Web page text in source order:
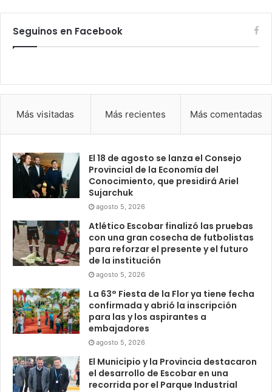
Seguinos en Facebook
Más visitadas Más recientes Más comentadas
El 18 de agosto se lanza el Consejo
Provincial de la Economía del
Conocimiento, que presidirá Ariel
Sujarchuk
agosto 5, 2026
Atlético Escobar finalizó las pruebas
con una gran cosecha de futbolistas
para reforzar el presente y el futuro
de la institución
agosto 5, 2026
La 63° Fiesta de la Flor ya tiene fecha
confirmada y abrió la inscripción
para las y los aspirantes a
embajadores
agosto 5, 2026
El Municipio y la Provincia destacaron
el desarrollo de Escobar en una
recorrida por el Parque Industrial